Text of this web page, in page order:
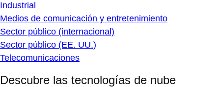
Industrial
Medios de comunicación y entretenimiento
Sector público (internacional)
Sector público (EE. UU.)
Telecomunicaciones
Descubre las tecnologías de nube